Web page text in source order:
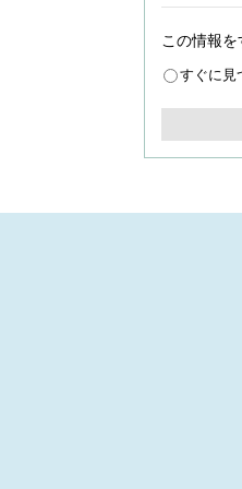
この情報を
すぐに見